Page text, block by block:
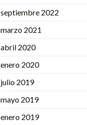
septiembre 2022
marzo 2021
abril 2020
enero 2020
julio 2019
mayo 2019
enero 2019